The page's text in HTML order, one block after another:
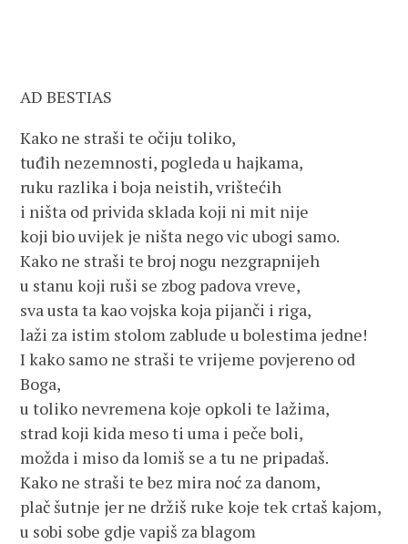
AD BESTIAS
Kako ne straši te očiju toliko,
tuđih nezemnosti, pogleda u hajkama,
ruku razlika i boja neistih, vrištećih
i ništa od privida sklada koji ni mit nije
koji bio uvijek je ništa nego vic ubogi samo.
Kako ne straši te broj nogu nezgrapnijeh
u stanu koji ruši se zbog padova vreve,
sva usta ta kao vojska koja pijanči i riga,
laži za istim stolom zablude u bolestima jedne!
I kako samo ne straši te vrijeme povjereno od
Boga,
u toliko nevremena koje opkoli te lažima,
strad koji kida meso ti uma i peče boli,
možda i miso da lomiš se a tu ne pripadaš.
Kako ne straši te bez mira noć za danom,
plač šutnje jer ne držiš ruke koje tek crtaš kajom,
u sobi sobe gdje vapiš za blagom